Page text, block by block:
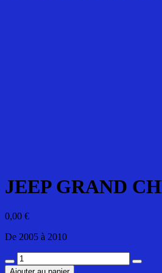
JEEP GRAND
0,00 €
De 2005 à 2010
quantité
de